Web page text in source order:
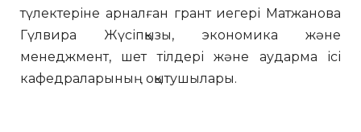
түлектеріне арналған грант иегері Матжанова
Гүлвира Жүсіпқызы, экономика және
менеджмент, шет тілдері және аударма ісі
кафедраларының оқытушылары.